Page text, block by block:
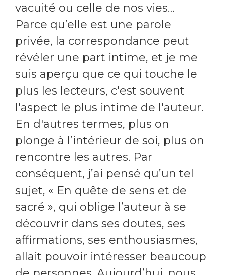
vacuité ou celle de nos vies…
Parce qu’elle est une parole
privée, la correspondance peut
révéler une part intime, et je me
suis aperçu que ce qui touche le
plus les lecteurs, c'est souvent
l'aspect le plus intime de l'auteur.
En d'autres termes, plus on
plonge à l’intérieur de soi, plus on
rencontre les autres. Par
conséquent, j’ai pensé qu’un tel
sujet, « En quête de sens et de
sacré », qui oblige l’auteur à se
découvrir dans ses doutes, ses
affirmations, ses enthousiasmes,
allait pouvoir intéresser beaucoup